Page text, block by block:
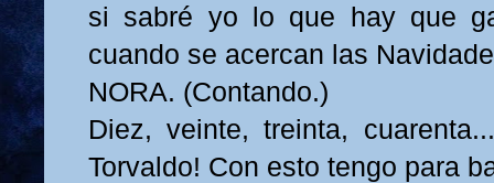
si sabré yo lo que hay que
cuando se acercan las
NORA. (Contando.)
Diez, veinte, treinta,
Torvaldo! Con esto tengo para